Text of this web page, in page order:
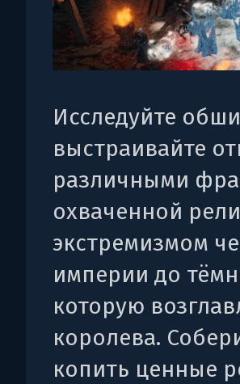
Исследуйте
выстраивайте
различными
охваченной
экстремизмом
империи до
которую
королева.
копить ценные